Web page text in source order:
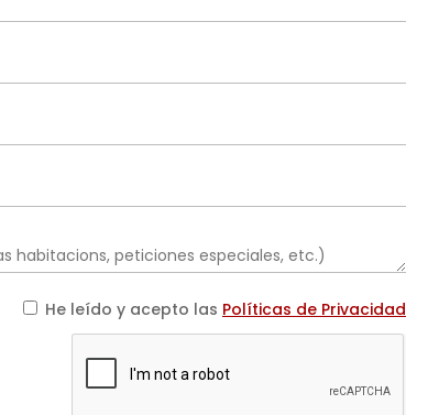
He leído y acepto las Políticas de Privacidad